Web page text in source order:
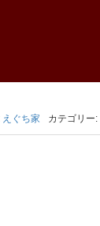
えぐち家 カテゴリー: